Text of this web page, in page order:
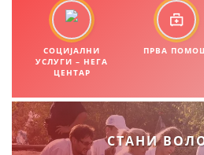
МЕНАЏМЕНТ НА
СОЦИЈАЛНИ
УСЛУГИ – НЕГА
ЦЕНТАР
ПРВА
СТАНИ